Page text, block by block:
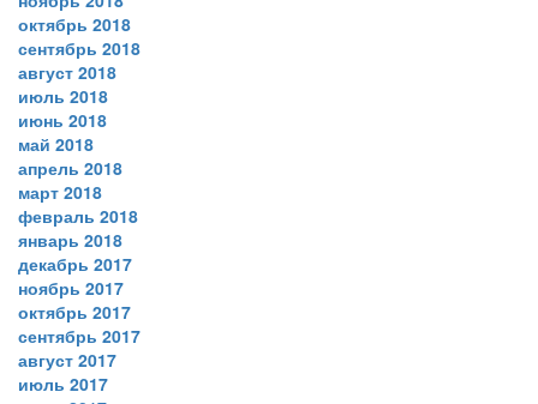
октябрь 2018
сентябрь 2018
август 2018
июль 2018
июнь 2018
май 2018
апрель 2018
март 2018
февраль 2018
январь 2018
декабрь 2017
ноябрь 2017
октябрь 2017
сентябрь 2017
август 2017
июль 2017